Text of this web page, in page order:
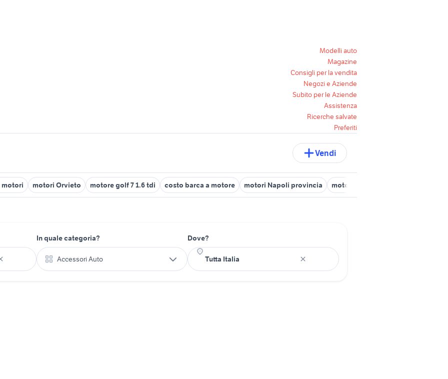
Modelli auto
Magazine
Consigli per la vendita
Negozi e Aziende
Subito per le Aziende
Assistenza
Ricerche salvate
Preferiti
Vendi
motori motori Orvieto motore golf 7 1.6 tdi costo barca a motore motori Napoli provincia motore supertigre
In quale categoria?
Accessori Auto
Dove?